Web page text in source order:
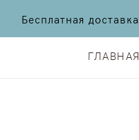
Бесплатная